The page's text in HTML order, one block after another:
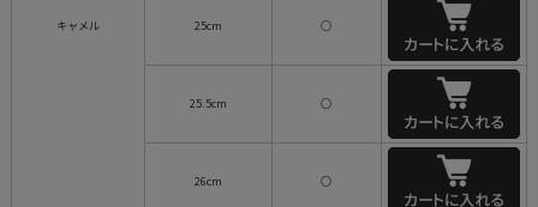
キャメル 25cm ○
25.5cm ○
26cm ○